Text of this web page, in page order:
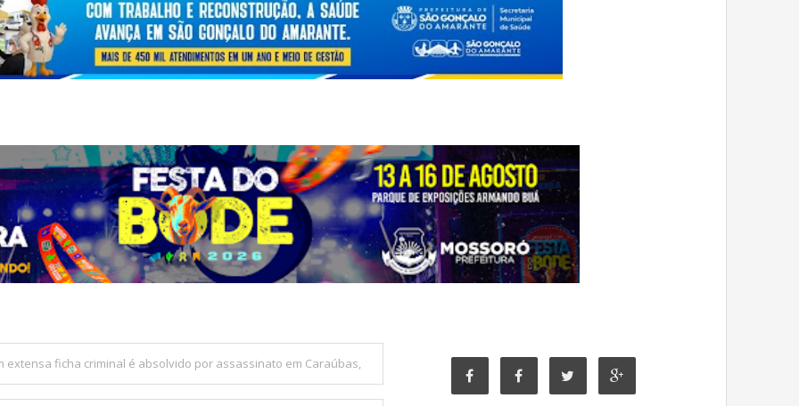
extensa ficha criminal é absolvido por assassinato em Caraúbas,